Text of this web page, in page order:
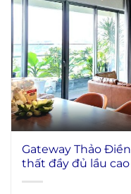
Gateway Thảo
thất đầy đủ lầu